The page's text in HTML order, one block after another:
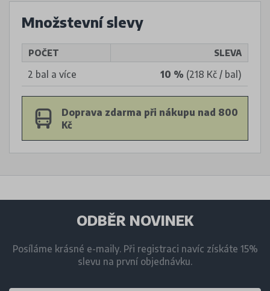
Množstevní slevy
POČET SLEVA
2 bal a více 10 % (218 Kč / bal)
Doprava zdarma při nákupu nad 800
Kč
ODBĚR NOVINEK
Posíláme krásné e-maily. Při registraci navíc získáte 15%
slevu na první objednávku.